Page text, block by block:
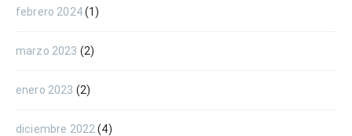
febrero 2024(1)
marzo 2023 (2)
enero 2023 (2)
diciembre 2022 (4)